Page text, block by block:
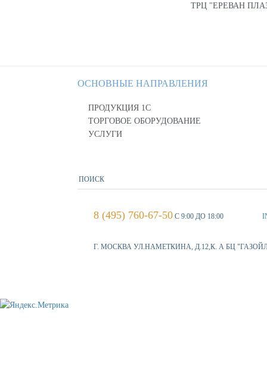
ТРЦ "ЕРЕВАН
ОСНОВНЫЕ НАПРАВЛЕНИЯ
ПРОДУКЦИЯ 1С
ТОРГОВОЕ ОБОРУДОВАНИЕ
УСЛУГИ
8 (495) 760-67-50 С 9:00 ДО 18:00
Г. МОСКВА УЛ.НАМЕТКИНА, Д.12,К. А БЦ